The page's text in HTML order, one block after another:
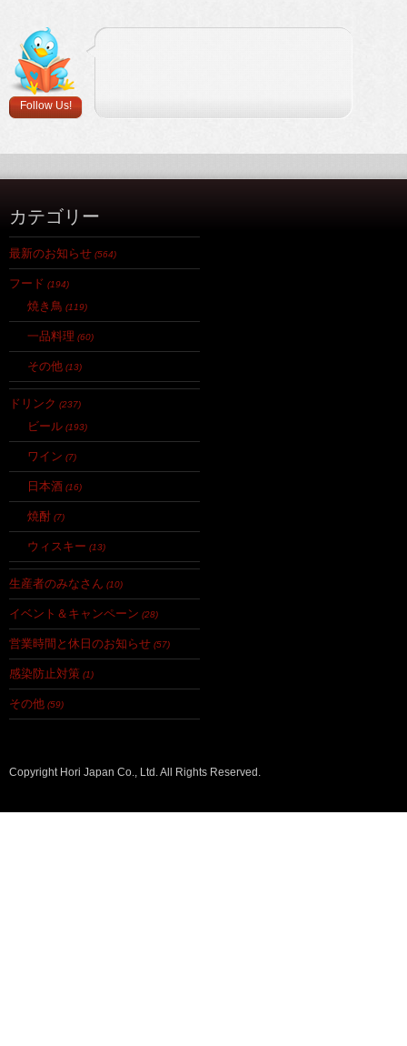
Follow Us!
カテゴリー
最新のお知らせ (564)
フード (194)
焼き鳥 (119)
一品料理 (60)
その他 (13)
ドリンク (237)
ビール (193)
ワイン (7)
日本酒 (16)
焼酎 (7)
ウィスキー (13)
生産者のみなさん (10)
イベント＆キャンペーン (28)
営業時間と休日のお知らせ (57)
感染防止対策 (1)
その他 (59)
Copyright Hori Japan Co., Ltd. All Rights Reserved.